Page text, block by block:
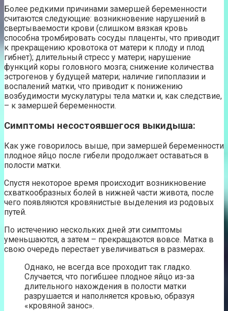
Более редкими причинами замершей беременности
считаются следующие: возникновение нарушений в
свертываемости крови (слишком вязкая кровь
способна тромбировать сосуды плаценты, что приводит
к прекращению кровотока от матери к плоду и плод
гибнет); длительный стресс у матери; нарушение
функций коры головного мозга; снижение количества
эстрогенов у будущей матери; наличие гипоплазии и
воспалений матки, что приводит к понижению
возбудимости мускулатуры тела матки и, как следствие,
– к замершей беременности.
Симптомы несостоявшегося выкидыша:
Как уже говорилось выше, при замершей беременности
плодное яйцо после гибели продолжает оставаться в
полости матки.
Спустя некоторое время происходит возникновение
схваткообразных болей в нижней части живота, после
чего появляются кровянистые выделения из родовых
путей.
По истечению нескольких дней эти симптомы
уменьшаются, а затем – прекращаются вовсе. Матка в
свою очередь перестает увеличиваться в размерах.
Однако, не всегда все проходит так гладко.
Случается, что погибшее плодное яйцо из-за
длительного нахождения в полости матки
разрушается и наполняется кровью, образуя
«кровяной занос».